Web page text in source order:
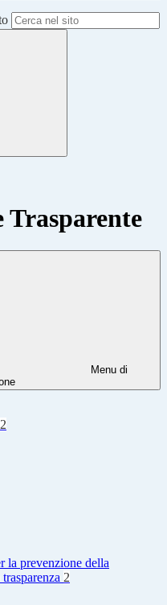
Menu di
la prevenzione della
2